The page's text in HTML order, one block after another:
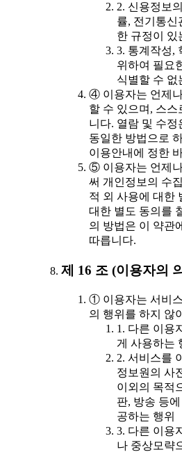
2. 신용정보
률, 전기통신
한 규정이 있
3. 통계작성,
위하여 필요
식별할 수 없
④ 이용자는 언제
할 수 있으며, 스
니다. 열람 및 수
동일한 방법으로
이용안내에 정한
⑤ 이용자는 언제
써 개인정보의 수
적 외 사용에 대한
대한 별도 동의를
의 방법은 이 약관
따릅니다.
제 16 조 (이용자의
① 이용자는 서비
의 행위를 하지 않
1. 다른 이용
게 사용하는
2. 서비스를
정보원의 사
이외의 목적
판, 방송 등
공하는 행위
3. 다른 이용
나 중상모략